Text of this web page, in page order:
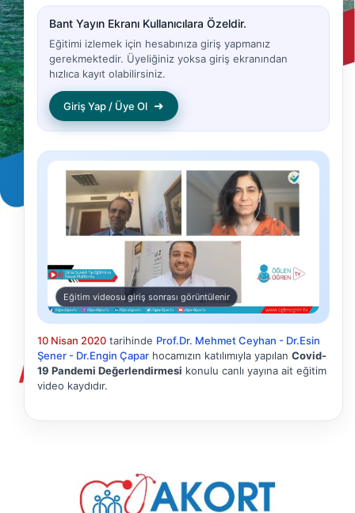
Bant Yayın Ekranı Kullanıcılara Özeldir.
Eğitimi izlemek için hesabınıza giriş yapmanız
gerekmektedir. Üyeliğiniz yoksa giriş ekranından
hızlıca kayıt olabilirsiniz.
Giriş Yap / Üye Ol ➜
Eğitim videosu giriş sonrası görüntülenir
10 Nisan 2020 tarihinde Prof.Dr. Mehmet Ceyhan - Dr.Esin
Şener - Dr.Engin Çapar hocamızın katılımıyla yapılan Covid-
19 Pandemi Değerlendirmesi konulu canlı yayına ait eğitim
video kaydıdır.